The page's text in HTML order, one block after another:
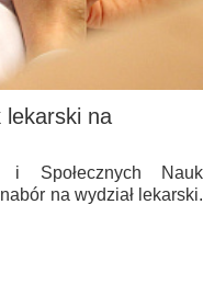
lekarski na
i Społecznych Nauk
na wydział lekarski.